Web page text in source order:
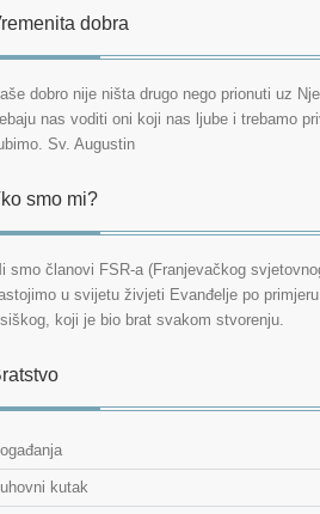
dobra
dobro nije ništa drugo nego prionuti uz
nas voditi oni koji nas ljube i trebamo
Sv. Augustin
smo mi?
smo članovi FSR-a (Franjevačkog
u svijetu živjeti Evanđelje po
koji je bio brat svakom stvorenju.
kutak